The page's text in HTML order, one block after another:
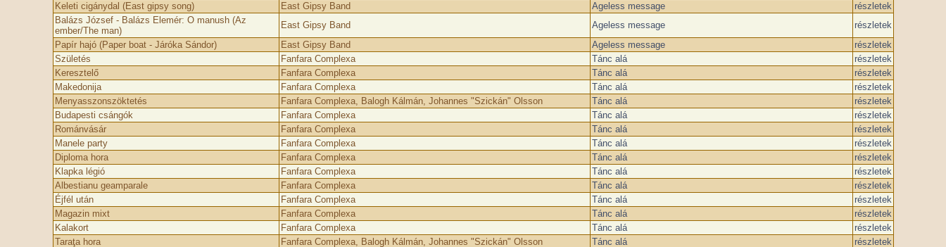
Keleti cigánydal (East gipsy song)
East Gipsy Band Ageless message
részletek
Balázs József - Balázs Elemér: O manush (Az
ember/The man)
East Gipsy Band Ageless message
részletek
Papír hajó (Paper boat - Járóka Sándor)
East Gipsy Band Ageless message
részletek
Születés
Fanfara Complexa Tánc alá
részletek
Keresztelő
Fanfara Complexa Tánc alá
részletek
Makedonija
Fanfara Complexa Tánc alá
részletek
Menyasszonszöktetés
Fanfara Complexa, Balogh Kálmán, Johannes "Szickán" Olsson Tánc alá
részletek
Budapesti csángók
Fanfara Complexa Tánc alá
részletek
Románvásár
Fanfara Complexa Tánc alá
részletek
Manele party
Fanfara Complexa Tánc alá
részletek
Diploma hora
Fanfara Complexa Tánc alá
részletek
Klapka légió
Fanfara Complexa Tánc alá
részletek
Albestianu geamparale
Fanfara Complexa Tánc alá
részletek
Éjfél után
Fanfara Complexa Tánc alá
részletek
Magazin mixt
Fanfara Complexa Tánc alá
részletek
Kalakort
Fanfara Complexa Tánc alá
részletek
Taraţa hora
Fanfara Complexa, Balogh Kálmán, Johannes "Szickán" Olsson Tánc alá részletek